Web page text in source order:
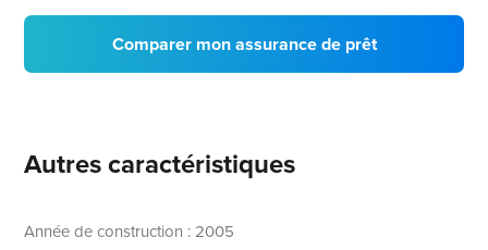
Comparer mon assurance de prêt
Autres caractéristiques
Année de construction : 2005